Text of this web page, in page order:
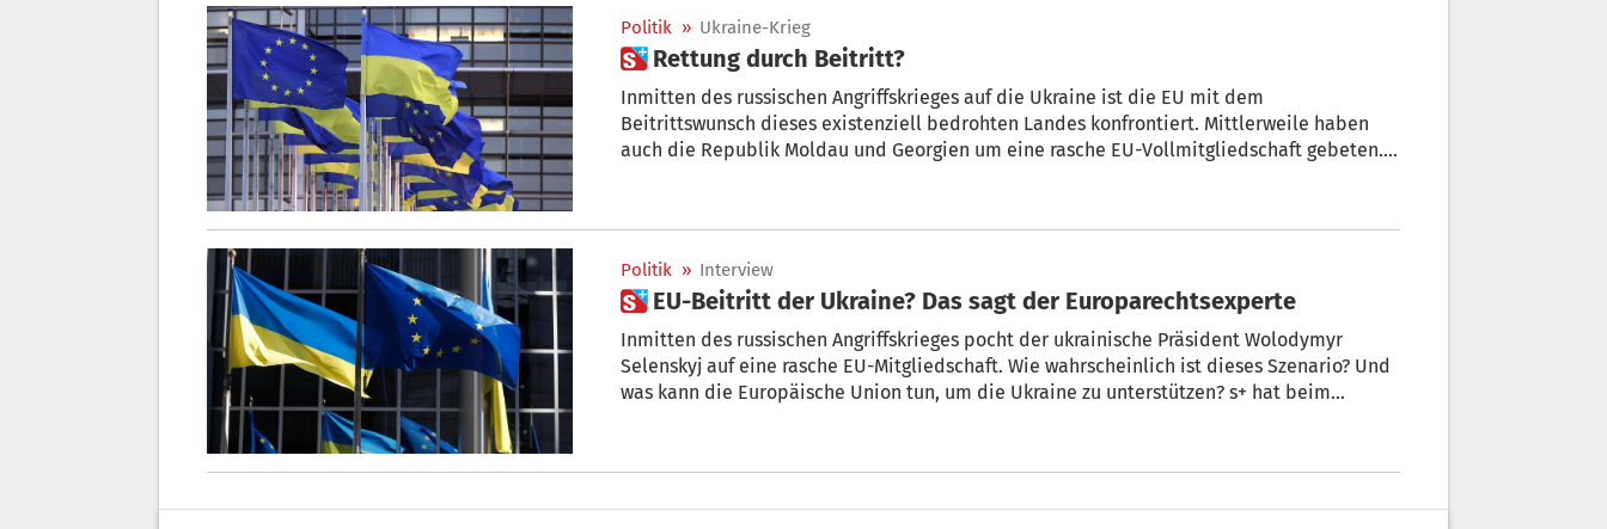
Politik » Ukraine-Krieg
 Rettung durch Beitritt?
Inmitten des russischen Angriffskrieges auf die Ukraine ist die EU mit dem
Beitrittswunsch dieses existenziell bedrohten Landes konfrontiert. Mittlerweile haben
auch die Republik Moldau und Georgien um eine rasche EU-Vollmitgliedschaft gebeten.
Politik » Interview
 EU-Beitritt der Ukraine? Das sagt der Europarechtsexperte
Inmitten des russischen Angriffskrieges pocht der ukrainische Präsident Wolodymyr
Selenskyj auf eine rasche EU-Mitgliedschaft. Wie wahrscheinlich ist dieses Szenario? Und
was kann die Europäische Union tun, um die Ukraine zu unterstützen? s+ hat beim